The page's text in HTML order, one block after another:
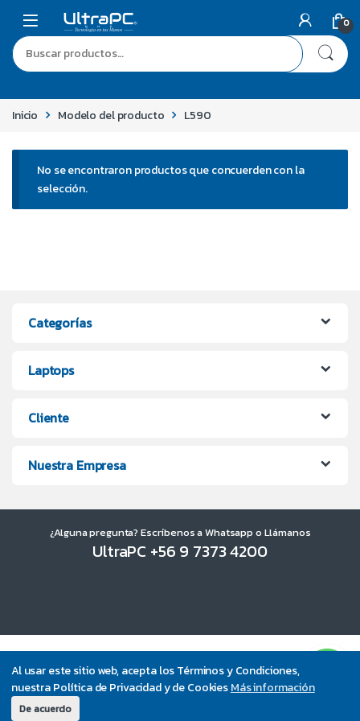
Al usar este sitio web, acepta los Términos y Condiciones,
nuestra Política de Privacidad y de CookiesMás información
De acuerdo
0
Inicio Modelo del producto L590
No se encontraron productos que concuerden con la
selección.
Categorías
Laptops
Cliente
Nuestra Empresa
¿Alguna pregunta? Escríbenos a Whatsapp o Llámanos
UltraPC +56 9 7373 4200